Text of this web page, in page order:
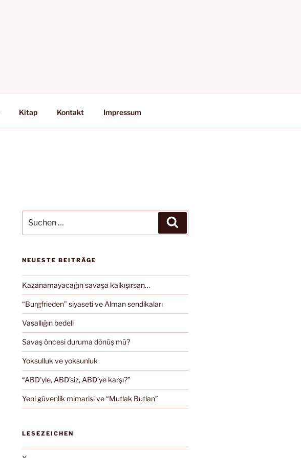
Kitap Kontakt Impressum
nach:
NEUESTE BEITRÄGE
Kazanamayacağın savaşa kalkışırsan…
“Burgfrieden” siyaseti ve Alman sendikaları
Vasallığın bedeli
Savaş öncesi duruma dönüş mü?
Yoksulluk ve yoksunluk
“ABD’yle, ABD’siz, ABD’ye karşı?”
Yeni güvenlik mimarisi ve “Mutlak Butlan”
LESEZEICHEN